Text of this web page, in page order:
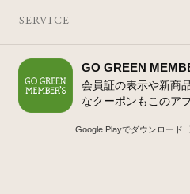
SERVICE
GO GREEN
会員証の表示や新商
なクーポンもこのア
Google Playでダウンロード